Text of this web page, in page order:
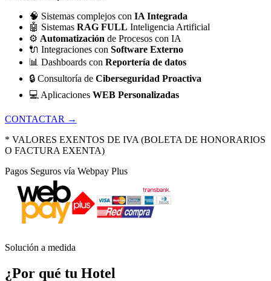
🧠 Sistemas complejos con IA Integrada
🤖 Sistemas RAG FULL Inteligencia Artificial
⚙️ Automatización de Procesos con IA
🔌 Integraciones con Software Externo
📊 Dashboards con Reportería de datos
🔒 Consultoría de Ciberseguridad Proactiva
💻 Aplicaciones WEB Personalizadas
CONTACTAR →
* VALORES EXENTOS DE IVA (BOLETA DE HONORARIOS
O FACTURA EXENTA)
Pagos Seguros vía Webpay Plus
Solución a medida
¿Por qué tu Hotel